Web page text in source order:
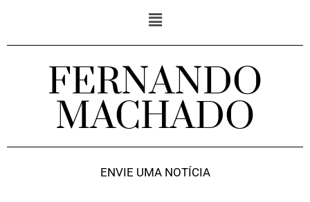
FERNANDO
MACHADO
ENVIE UMA NOTÍCIA